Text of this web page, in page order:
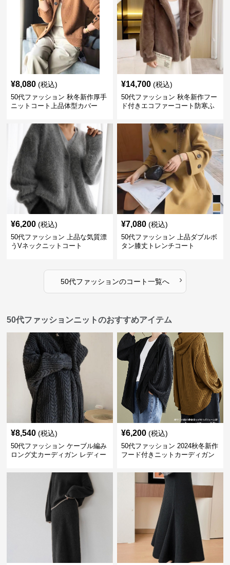
¥8,080 (税込)
50代ファッション 秋冬新作厚手
ニットコート上品体型カバー
¥14,700 (税込)
50代ファッション 秋冬新作フー
ド付きエコファーコート防寒ふ
¥6,200 (税込)
50代ファッション 上品な気質漂
うVネックニットコート
¥7,080 (税込)
50代ファッション 上品ダブルボ
タン膝丈トレンチコート
50代ファッションのコート一覧へ ›
50代ファッションニットのおすすめアイテム
¥8,540 (税込)
50代ファッション ケーブル編み
ロング丈カーディガン レディー
¥6,200 (税込)
50代ファッション 2024秋冬新作
フード付きニットカーディガン